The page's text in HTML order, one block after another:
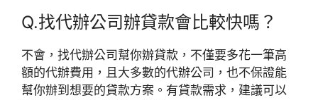
Q.找代辦公司辦貸款會比較快嗎？
不會，找代辦公司幫你辦貸款，不僅要多花一筆高
額的代辦費用，且大多數的代辦公司，也不保證能
幫你辦到想要的貸款方案。有貸款需求，建議可以